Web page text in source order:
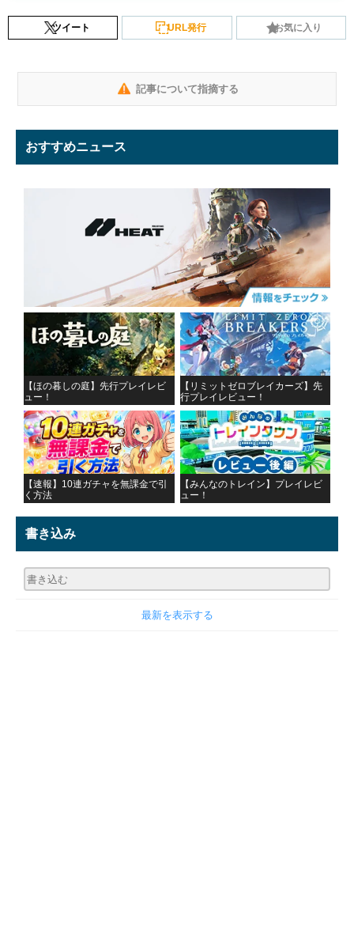
ツイート URL発行 お気に入り
記事について指摘する
おすすめニュース
【ほの暮しの庭】先行プレイレビ
ュー！
【リミットゼロブレイカーズ】先
行プレイレビュー！
【速報】10連ガチャを無課金で引
く方法
【みんなのトレイン】プレイレビ
ュー！
書き込み
最新を表示する